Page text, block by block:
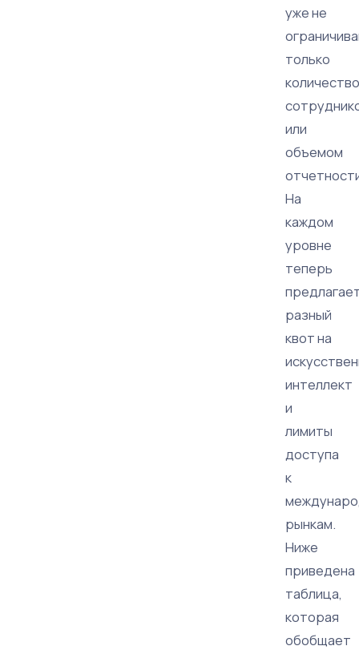
уже не
только
или
объемом
На
каждом
уровне
теперь
разный
квот на
интеллект
и
лимиты
доступа
к
рынкам.
Ниже
приведена
таблица,
которая
обобщает